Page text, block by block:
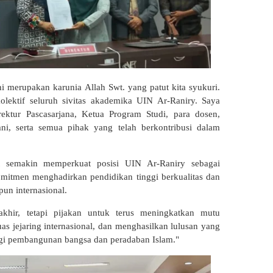
merupakan karunia Allah Swt. yang patut kita syukuri.
seluruh sivitas akademika UIN Ar-Raniry. Saya
Pascasarjana, Ketua Program Studi, para dosen,
serta semua pihak yang telah berkontribusi dalam
semakin memperkuat posisi UIN Ar-Raniry sebagai
menghadirkan pendidikan tinggi berkualitas dan
internasional.
tetapi pijakan untuk terus meningkatkan mutu
jejaring internasional, dan menghasilkan lulusan yang
pembangunan bangsa dan peradaban Islam."